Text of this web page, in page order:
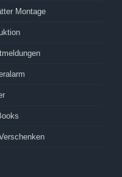
Montage